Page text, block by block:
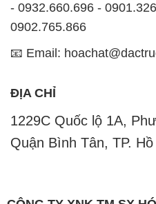
- 0932.660.696 -
0902.765.866
📧 Email:
ĐỊA CHỈ
1229C Quốc lộ 1A,
Quận Bình Tân, TP.